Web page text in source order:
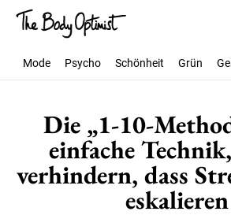
Mode Psycho Schönheit Grün
Die „1-10-
einfache
verhindern, dass
eskalieren